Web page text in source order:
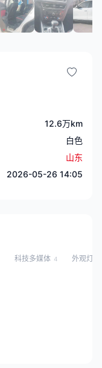
12.6万km
白色
山东
2026-05-26 14:05
科技多媒体 4 外观灯光